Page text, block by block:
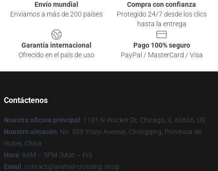
Envío mundial
Enviamos a más de 200 países
Compra con confianza
Protegido 24/7 desde los clics
hasta la entrega
Garantía internacional
Ofrecido en el país de uso
Pago 100% seguro
PayPal / MasterCard / Visa
Contáctenos
Nuestra oficina principal : 1101 N Wacker Dr, Chicago, IL 60606, US
Nuestro almacén: No. 508 Youyi Avenue, Chongqing, Provincia de
Hubei, China
Hora: 9AM – 5PM (Mon – Fri)
Email : contact@animal-crossing.shop